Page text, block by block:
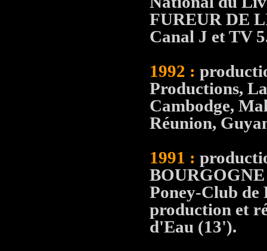
FUREUR DE
Canal J et TV
1992 :
Productions,
Cambodge,
Réunion,
1991 :
Poney-Club
production et
d'Eau (13').